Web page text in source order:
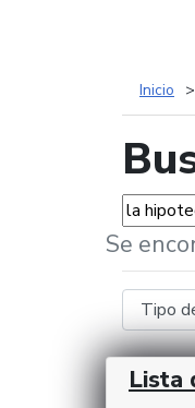
Inicio
Palabras...
Se
Lista